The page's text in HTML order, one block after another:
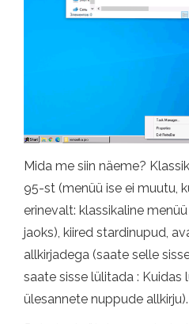
Mida me siin näeme?
95-st (menüü ise ei muutu,
erinevalt: klassikaline
jaoks), kiired stardinupud,
allkirjadega (saate selle
saate sisse lülitada : Kuidas
ülesannete nuppude allkirju).